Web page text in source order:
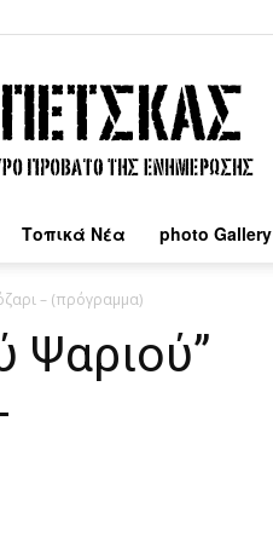
Τοπικά Νέα photo Gallery
– (πρόγραμμα)
Ψαριού”